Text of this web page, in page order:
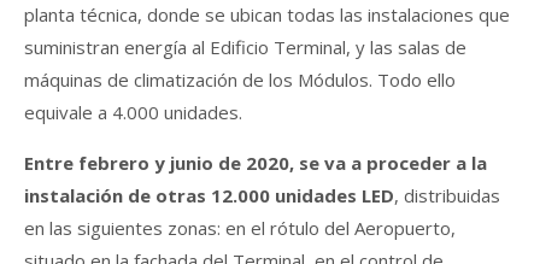
planta técnica, donde se ubican todas las instalaciones que
suministran energía al Edificio Terminal, y las salas de
máquinas de climatización de los Módulos. Todo ello
equivale a 4.000 unidades.
Entre febrero y junio de 2020, se va a proceder a la
instalación de otras 12.000 unidades LED, distribuidas
en las siguientes zonas: en el rótulo del Aeropuerto,